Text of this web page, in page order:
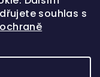
souhlas s